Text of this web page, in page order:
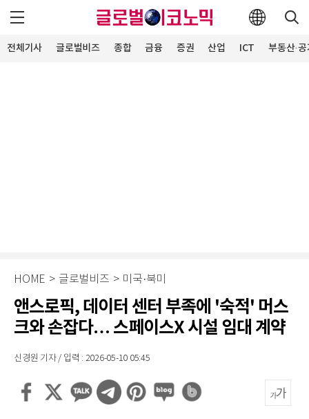
전체기사 글로벌비즈 종합 금융 증권 산업 ICT 부동산·
HOME > 글로벌비즈 > 미국·북미
앤스로픽, 데이터 센터 부족에 '숙적' 머스
크와 손잡다… 스페이스X 시설 임대 계약
신경원 기자 / 입력 : 2026-05-10 05:45